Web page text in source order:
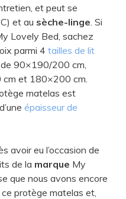
et peut se
et au sèche-linge . Si
Lovely Bed, sachez
parmi 4 tailles de lit
de 90×190/200 cm,
et 180×200 cm.
matelas est
épaisseur de
avoir eu l’occasion de
de la marque My
que nous avons encore
protège matelas et,